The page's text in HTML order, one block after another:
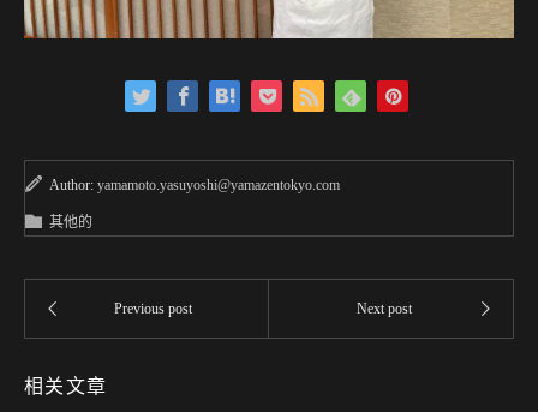
Author: yamamoto.yasuyoshi@yamazentokyo.com
其他的
相关文章